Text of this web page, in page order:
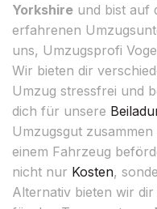
Yorkshire und bist auf
erfahrenen
uns, Umzugsprofi
Wir bieten dir
Umzug stressfrei und
dich für unsere
Umzugsgut
einem Fahrzeug
nicht nur Kosten,
Alternativ bieten wir